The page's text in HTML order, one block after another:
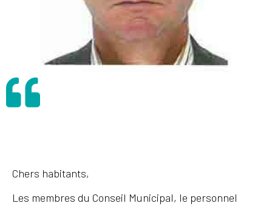
Chers habitants,
Les membres du Conseil Municipal, le personnel